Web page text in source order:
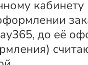
кабинету
до её